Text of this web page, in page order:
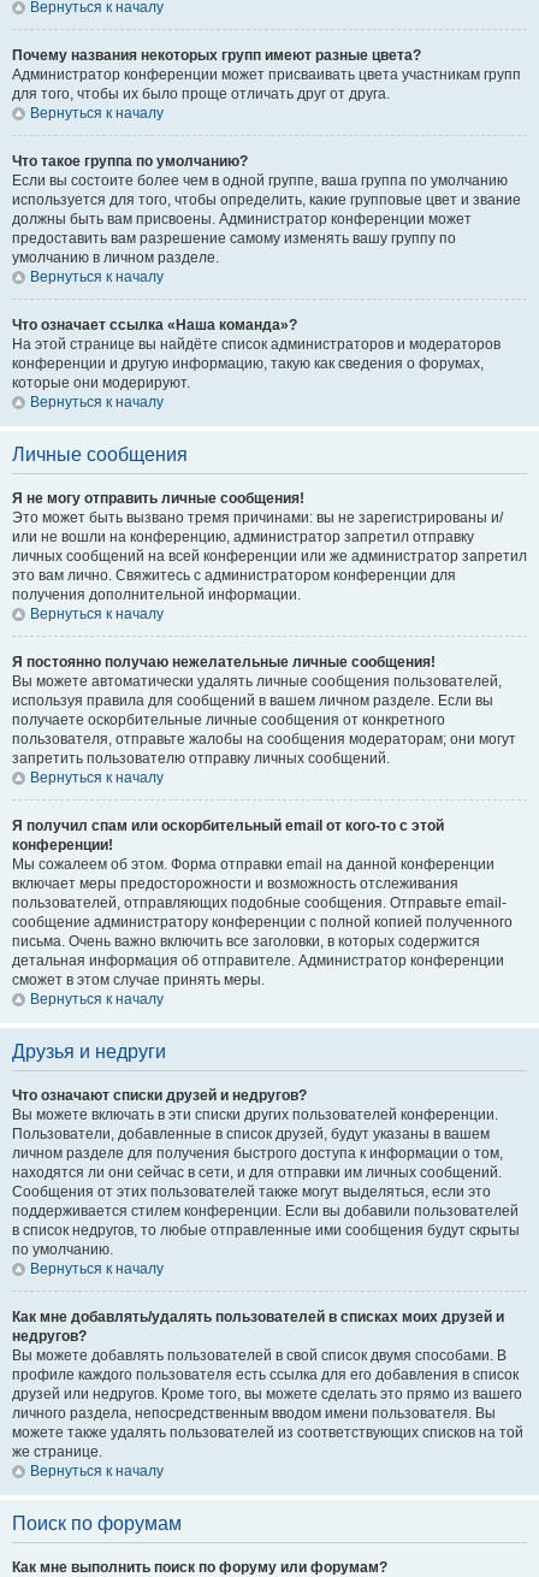
Вернуться к началу
Почему названия некоторых групп имеют разные цвета?
Администратор конференции может присваивать цвета участникам групп
для того, чтобы их было проще отличать друг от друга.
Вернуться к началу
Что такое группа по умолчанию?
Если вы состоите более чем в одной группе, ваша группа по умолчанию
используется для того, чтобы определить, какие групповые цвет и звание
должны быть вам присвоены. Администратор конференции может
предоставить вам разрешение самому изменять вашу группу по
умолчанию в личном разделе.
Вернуться к началу
Что означает ссылка «Наша команда»?
На этой странице вы найдёте список администраторов и модераторов
конференции и другую информацию, такую как сведения о форумах,
которые они модерируют.
Вернуться к началу
Личные сообщения
Я не могу отправить личные сообщения!
Это может быть вызвано тремя причинами: вы не зарегистрированы и/
или не вошли на конференцию, администратор запретил отправку
личных сообщений на всей конференции или же администратор запретил
это вам лично. Свяжитесь с администратором конференции для
получения дополнительной информации.
Вернуться к началу
Я постоянно получаю нежелательные личные сообщения!
Вы можете автоматически удалять личные сообщения пользователей,
используя правила для сообщений в вашем личном разделе. Если вы
получаете оскорбительные личные сообщения от конкретного
пользователя, отправьте жалобы на сообщения модераторам; они могут
запретить пользователю отправку личных сообщений.
Вернуться к началу
Я получил спам или оскорбительный email от кого-то с этой
конференции!
Мы сожалеем об этом. Форма отправки email на данной конференции
включает меры предосторожности и возможность отслеживания
пользователей, отправляющих подобные сообщения. Отправьте email-
сообщение администратору конференции с полной копией полученного
письма. Очень важно включить все заголовки, в которых содержится
детальная информация об отправителе. Администратор конференции
сможет в этом случае принять меры.
Вернуться к началу
Друзья и недруги
Что означают списки друзей и недругов?
Вы можете включать в эти списки других пользователей конференции.
Пользователи, добавленные в список друзей, будут указаны в вашем
личном разделе для получения быстрого доступа к информации о том,
находятся ли они сейчас в сети, и для отправки им личных сообщений.
Сообщения от этих пользователей также могут выделяться, если это
поддерживается стилем конференции. Если вы добавили пользователей
в список недругов, то любые отправленные ими сообщения будут скрыты
по умолчанию.
Вернуться к началу
Как мне добавлять/удалять пользователей в списках моих друзей и
недругов?
Вы можете добавлять пользователей в свой список двумя способами. В
профиле каждого пользователя есть ссылка для его добавления в список
друзей или недругов. Кроме того, вы можете сделать это прямо из вашего
личного раздела, непосредственным вводом имени пользователя. Вы
можете также удалять пользователей из соответствующих списков на той
же странице.
Вернуться к началу
Поиск по форумам
Как мне выполнить поиск по форуму или форумам?